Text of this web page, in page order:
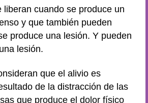
liberan cuando se produce un
y que también pueden
produce una lesión. Y pueden
lesión.
que el alivio es
de la distracción de las
que produce el dolor físico